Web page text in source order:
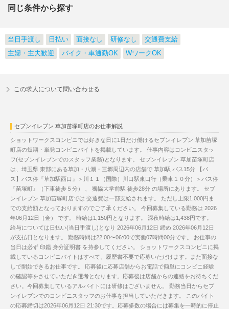
同じ条件から探す
当日手渡し 日払い 面接なし 研修なし
交通費支給
主婦・主夫歓迎
バイク・車通勤OK WワークOK
この求人について問い合わせる
セブンイレブン 草加苗塚町店のお仕事解説
ショットワークスコンビニでは好きな日に1日だけ働けるセブンイレブン 草加苗塚
町店の短期・単発コンビニバイトを掲載しています。 仕事内容はコンビニスタッ
フ(セブンイレブンでのスタッフ業務)となります。 セブンイレブン 草加苗塚町店
は、埼玉県 東部にある草加・八潮・三郷周辺内の店舗で 草加駅 バス15分 【バ
ス】バス停『草加駅西口』＞川１１（国際）川口駅東口行（乗車１０分）＞バス停
『苗塚町』（下車徒歩５分） 、 獨協大学前駅 徒歩28分 の場所にあります。 セブ
ンイレブン 草加苗塚町店では 交通費は一部支給されます。 ただし上限1,000円ま
での支給額となっておりますのでご了承ください。 今回募集している勤務は 2026
年06月12日（金） です。 時給は1,150円となります。 深夜時給は1,438円です。
給与については日払い(当日手渡し)となり 2026年06月12日 締め 2026年06月12日
が支払日となります。 勤務時間は22:00〜06:00で実働07時間00分です。 お仕事の
当日は必ず 印鑑 身分証明書 を持参してください。 ショットワークスコンビニに掲
載しているコンビニバイトはすべて、履歴書不要で応募いただけます。また面接な
しで開始できるお仕事です。 応募後に応募店舗からお電話で簡単にコンビニ経験
の確認等をさせていただき選考となります。応募後は店舗からの連絡をお待ちくだ
さい。今回募集しているアルバイトには研修はございません。 勤務当日からセブ
ンイレブンでのコンビニスタッフのお仕事を担当していただきます。 このバイト
の応募締切は2026年06月12日 21:30です。応募多数の場合には募集を一時的に停止